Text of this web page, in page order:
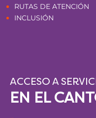
RUTAS DE ATENCIÓN
INCLUSIÓN
ACCESO A
EN EL